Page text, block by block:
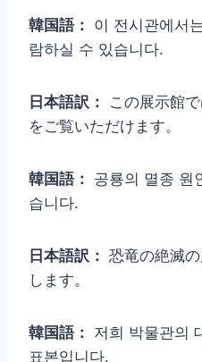
韓国語： 이 전시관에서
람하실 수 있습니다.
日本語訳：
この展示館
をご覧いただけます。
韓国語： 공룡의 멸종 원
습니다.
日本語訳： 恐竜の絶滅
します。
韓国語： 저희 박물관의
표본입니다.